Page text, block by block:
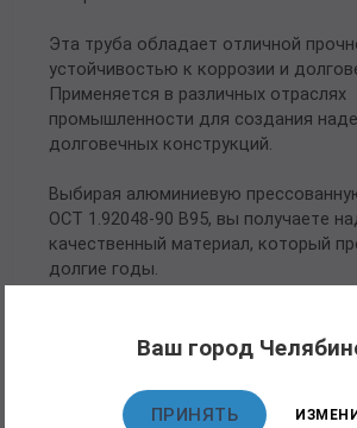
Эта труба обладает отличной
устойчивостью к коррозии и
Применяется в различных отраслях
промышленности для создания
долговечных конструкций.
Выбирая алюминиевую
ОСТ 1.92048-90 В95, вы получаете
качественный материал, который
долгие годы.
Рекомендуемые
Ваш город
ПРИНЯТЬ